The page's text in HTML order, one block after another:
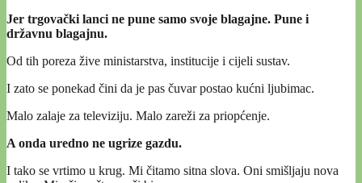
Jer trgovački lanci ne pune samo svoje blagajne. Pune i
državnu blagajnu.
Od tih poreza žive ministarstva, institucije i cijeli sustav.
I zato se ponekad čini da je pas čuvar postao kućni ljubimac.
Malo zalaje za televiziju. Malo zareži za priopćenje.
A onda uredno ne ugrize gazdu.
I tako se vrtimo u krug. Mi čitamo sitna slova. Oni smišljaju nova